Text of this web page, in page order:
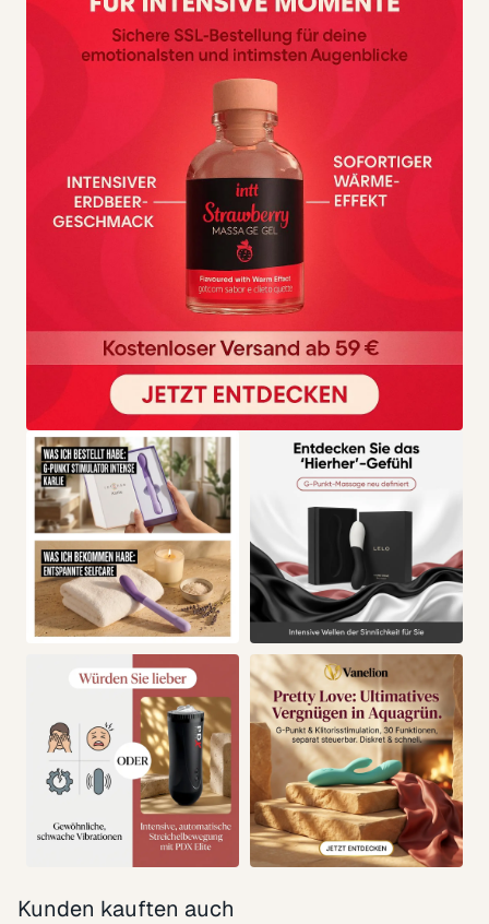
Tragen Sie das Öl auf die Haut auf und massieren Sie es
in langen Strichen ein. Für ein angenehmeres Erlebnis
massieren Sie vom Herzen nach außen statt zum
Herzen hin. Wechseln Sie sanftes Streicheln mit
kräftigeren Streichbewegungen und höherem Druck ab,
um sicherzustellen, dass eventuelle Verspannungen in
den Muskeln gelöst werden.
Für ein verbessertes Erlebnis; Erhitzen Sie das
Massageöl in einem heißen Wasserbad, bevor Sie es auf
den Körper auftragen. Gießen Sie das Öl, das Sie
verwenden möchten, in ein kleines Trinkglas und stellen
Sie es fünf Minuten lang in eine Schüssel mit etwas
heißem Wasser. Heißes Leitungswasser von etwa 45
Grad Celsius reicht völlig aus. Dadurch werden auch
einige der ätherischen Öle an die Luft abgegeben,
wodurch mit dem von Ihnen gewählten Duft eine
wunderbare Atmosphäre entsteht
Das Massageöl ist 100 % vegan und eine sehr gute Wahl
für professionelle Masseure.
Kunden kauften auch